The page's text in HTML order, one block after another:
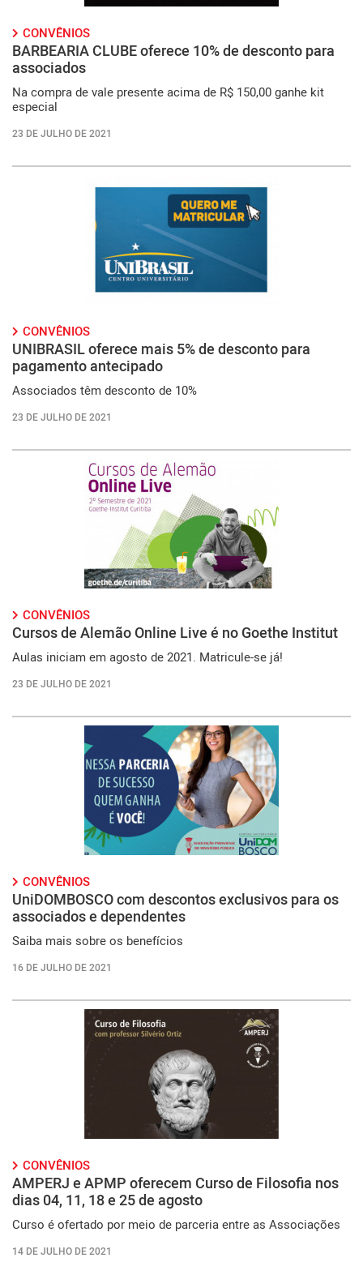
CONVÊNIOS
BARBEARIA CLUBE oferece 10% de desconto para
associados
Na compra de vale presente acima de R$ 150,00 ganhe kit
especial
23 DE JULHO DE 2021
CONVÊNIOS
UNIBRASIL oferece mais 5% de desconto para
pagamento antecipado
Associados têm desconto de 10%
23 DE JULHO DE 2021
CONVÊNIOS
Cursos de Alemão Online Live é no Goethe Institut
Aulas iniciam em agosto de 2021. Matricule-se já!
23 DE JULHO DE 2021
CONVÊNIOS
UniDOMBOSCO com descontos exclusivos para os
associados e dependentes
Saiba mais sobre os benefícios
16 DE JULHO DE 2021
CONVÊNIOS
AMPERJ e APMP oferecem Curso de Filosofia nos
dias 04, 11, 18 e 25 de agosto
Curso é ofertado por meio de parceria entre as Associações
14 DE JULHO DE 2021